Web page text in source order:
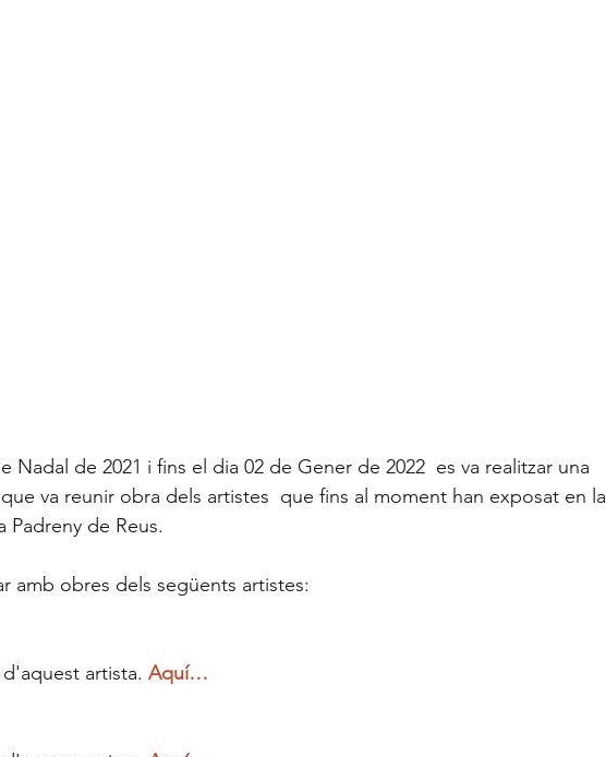
Nadal de 2021 i fins el dia 02 de Gener de 2022  es va realitzar una
va reunir obra dels artistes  que fins al moment han exposat en la
Padreny de Reus.
amb obres dels següents artistes:
artista. Aquí…